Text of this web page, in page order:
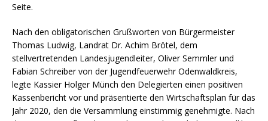
Seite.
Nach den obligatorischen Grußworten von Bürgermeister
Thomas Ludwig, Landrat Dr. Achim Brötel, dem
stellvertretenden Landesjugendleiter, Oliver Semmler und
Fabian Schreiber von der Jugendfeuerwehr Odenwaldkreis,
legte Kassier Holger Münch den Delegierten einen positiven
Kassenbericht vor und präsentierte den Wirtschaftsplan für das
Jahr 2020, den die Versammlung einstimmig genehmigte. Nach